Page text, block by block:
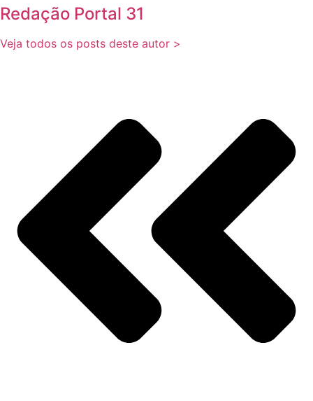
Redação Portal 31
Veja todos os posts deste autor >